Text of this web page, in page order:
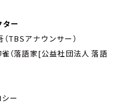
ター
TBSアナウンサー）
落語家[公益社団法人 落語
ー